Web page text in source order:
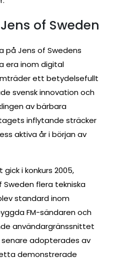
of Sweden
på Jens of Swedens
era inom digital
ett betydelsefullt
svensk innovation och
av bärbara
inflytande sträcker
aktiva år i början av
i konkurs 2005,
flera tekniska
standard inom
FM-sändaren och
användargränssnittet
adopterades av
demonstrerade